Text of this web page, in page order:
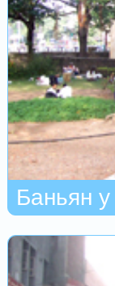
Баньян